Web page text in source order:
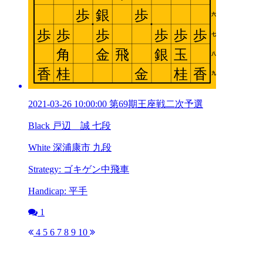
2021-03-26 10:00:00 第69期王座戦二次予選
Black 戸辺 誠 七段
White 深浦康市 九段
Strategy: ゴキゲン中飛車
Handicap: 平手
1
4 5 6 7 8 9 10